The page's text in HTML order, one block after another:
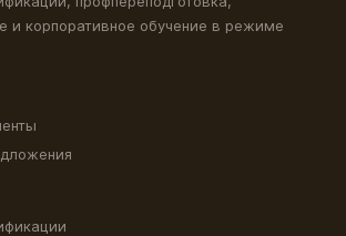
и корпоративное обучение в режиме